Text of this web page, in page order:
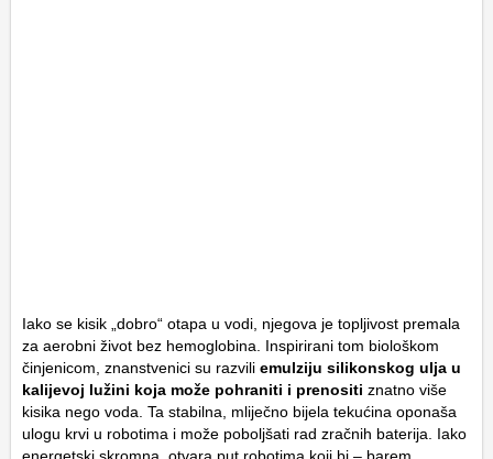
Iako se kisik „dobro“ otapa u vodi, njegova je topljivost premala
za aerobni život bez hemoglobina. Inspirirani tom biološkom
činjenicom, znanstvenici su razvili emulziju silikonskog ulja u
kalijevoj lužini koja može pohraniti i prenositi znatno više
kisika nego voda. Ta stabilna, mliječno bijela tekućina oponaša
ulogu krvi u robotima i može poboljšati rad zračnih baterija. Iako